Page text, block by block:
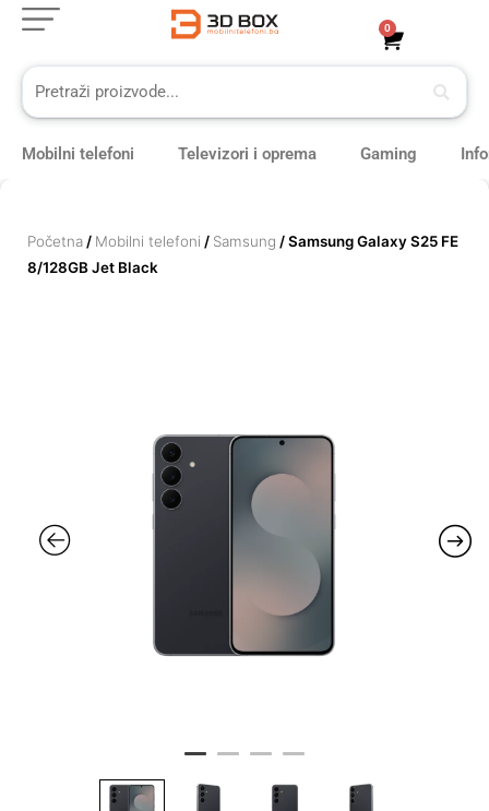
Skip
content
0
Cart
Mobilni telefoni Televizori i oprema Gaming
Početna / Mobilni telefoni / Samsung / Samsung Galaxy S25 FE
8/128GB Jet Black